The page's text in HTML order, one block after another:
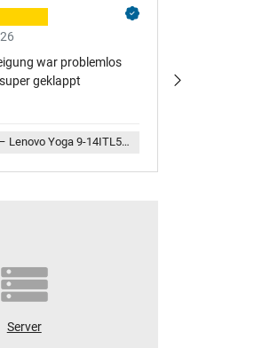
war problemlos
geklappt
Lenovo – Lenovo Yoga 9-14ITL5 (82BG) original Stylus Pen
Server